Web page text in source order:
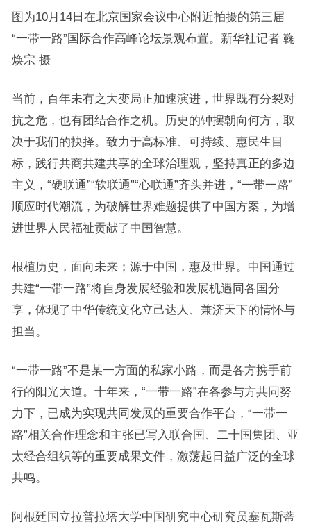
图为10月14日在北京国家会议中心附近拍摄的第三届
“一带一路”国际合作高峰论坛景观布置。新华社记者 鞠
焕宗 摄
当前，百年未有之大变局正加速演进，世界既有分裂对
抗之危，也有团结合作之机。历史的钟摆朝向何方，取
决于我们的抉择。致力于高标准、可持续、惠民生目
标，践行共商共建共享的全球治理观，坚持真正的多边
主义，“硬联通”“软联通”“心联通”齐头并进，“一带一路”
顺应时代潮流，为破解世界难题提供了中国方案，为增
进世界人民福祉贡献了中国智慧。
根植历史，面向未来；源于中国，惠及世界。中国通过
共建“一带一路”将自身发展经验和发展机遇同各国分
享，体现了中华传统文化立己达人、兼济天下的情怀与
担当。
“一带一路”不是某一方面的私家小路，而是各方携手前
行的阳光大道。十年来，“一带一路”在各参与方共同努
力下，已成为实现共同发展的重要合作平台，“一带一
路”相关合作理念和主张已写入联合国、二十国集团、亚
太经合组织等的重要成果文件，激荡起日益广泛的全球
共鸣。
阿根廷国立拉普拉塔大学中国研究中心研究员塞瓦斯蒂